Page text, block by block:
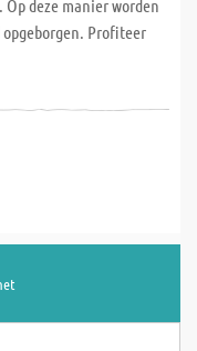
deze manier worden
Profiteer